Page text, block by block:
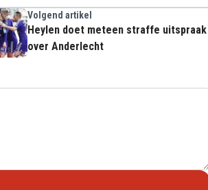
Volgend artikel
Heylen doet meteen straffe uitspraak
over Anderlecht